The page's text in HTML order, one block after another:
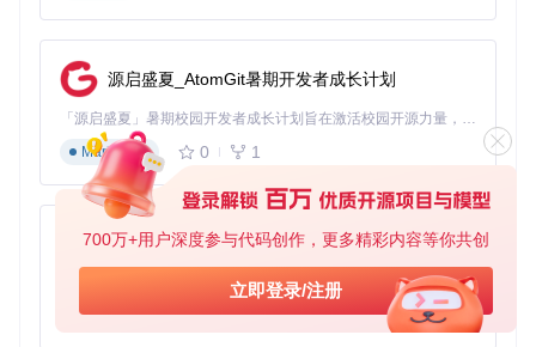
700万+用户深度参与代码创作，更多精彩内容等你共创
立即登录/注册
为了确保三指拖拽功能在每次启动电脑时都能自动可用，需要
在应用设置中启用"Run at startup"选项。更重要的是，建议开
启"Run as administrator"功能，这将解决在管理员权限窗口中
无法拖拽的问题。应用会通过任务计划程序配置无UAC提示的
启动方式，既保证了功能完整性，又避免了频繁的权限请求弹
窗。
图：ThreeFingerDragOnWindows应用的其他设置界面，显示
开机自启和管理员权限选项 - Windows手势配置
如果你拥有多台Windows设备，可能希望在所有设备上保持一
致的三指拖拽设置。ThreeFingerDragOnWindows的配置文件
源启盛夏_AtomGit暑期开发者成长计划
「源启盛夏」暑期校园开发者成长计划旨在激活校园开源力量，通过积分激励、认证扶持、资源倾斜等形式，引导高校组织和开发者完成「入驻 — 建项目 — 做贡献 — 获认证 — 得资源」的完整闭环。无论你是想带领社团入驻平台的组织者，还是希望用代码贡献证明自己的开发者，都能在这里找到属于你的成长路径。
Markdown
0 1
py-xiaozhi
基于Python的Xiaozhi AI，适用于想要完整Xiaozhi体验而无需拥有专用硬件的用户。
Python
0 1